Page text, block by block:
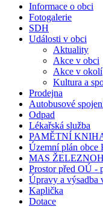
Informace o obci
Fotogalerie
SDH
Události v obci
Aktuality
Akce v obci
Akce v okolí
Kultura a
Prodejna
Autobusové
Odpad
Lékařská služba
PAMĚTNÍ
Územní plán obce
MAS
Prostor před OÚ -
Úpravy a výsadba
Kaplička
Dotace